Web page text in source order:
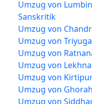
Umzug von
Sanskritik
Umzug von
Umzug von
Umzug von
Umzug von
Umzug von
Umzug von
Umzug von